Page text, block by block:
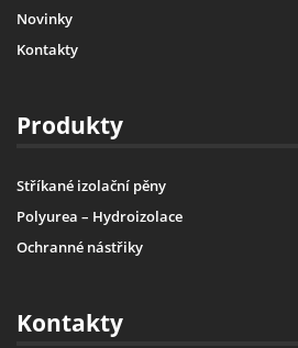
Novinky
Kontakty
Produkty
Stříkané izolační pěny
Polyurea – Hydroizolace
Ochranné nástřiky
Kontakty